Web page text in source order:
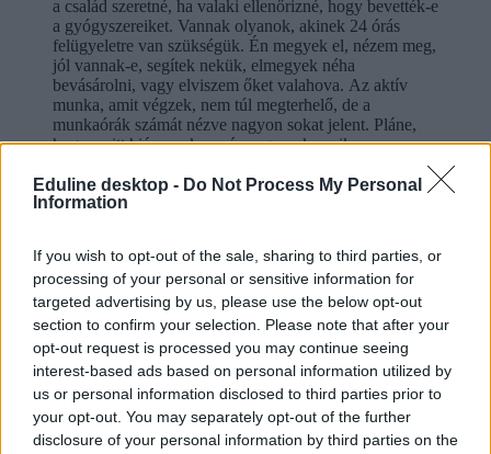
Eduline desktop - Do Not Process My Personal
Information
If you wish to opt-out of the sale, sharing to third parties, or
processing of your personal or sensitive information for
targeted advertising by us, please use the below opt-out
section to confirm your selection. Please note that after your
opt-out request is processed you may continue seeing
interest-based ads based on personal information utilized by
us or personal information disclosed to third parties prior to
your opt-out. You may separately opt-out of the further
disclosure of your personal information by third parties on the
a család szeretné, ha valaki ellenőrizné, hogy bevették-e
a gyógyszereiket. Vannak olyanok, akinek 24 órás
felügyeletre van szükségük. Én megyek el, nézem meg,
jól vannak-e, segítek nekük, elmegyek néha
bevásárolni, vagy elviszem őket valahova. Az aktív
munka, amit végzek, nem túl megterhelő, de a
munkaórák számát nézve nagyon sokat jelent. Pláne,
hogy ez itt hiányszakma, és nagyon keresik a
munkavállalókat. Angol nyelvtudás, büntetlen előélet és
még maximum jogosítvány kell hozzá, semmi más.
Egyébként a legtöbb munka itt Bristolban hiányszakma.
minden egyes plusz óráért, annyira kevés a
munkavállaló, főleg az egészségügyben.
Sokaktól hallani arról, hogy egyedül mentek ki Angliába, és külföldi
munkavállalóként, távol az otthonuktól és a saját kulturális
közegüktől magányosnak érzik magukat. Többeket ez inspirál arra,
hogy hamarabb visszatérjenek az otthonukba, mint ahogy tervezték.
Itt mindenki magányos. Angliában eltűnik az idő, sokkal
bonyolultabb az ügyintézés, mint Magyarországon. Valahogy